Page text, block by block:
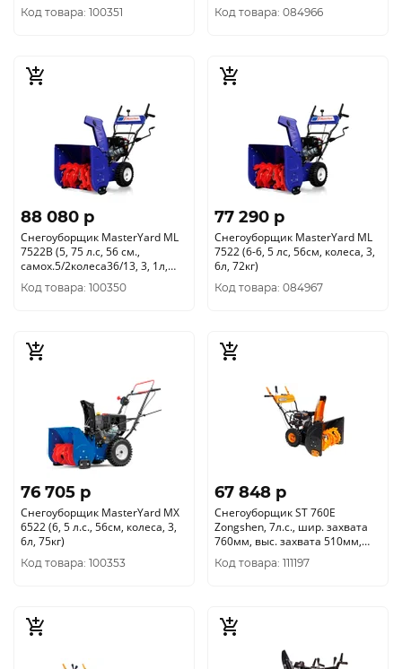
Код товара: 100351 Код товара: 084966
88 080 p
Снегоуборщик MasterYard ML
7522B (5, 75 л.с, 56 см.,
самох.5/2колеса36/13, 3, 1л,
78кг.ф300мм)
Код товара: 100350
77 290 p
Снегоуборщик MasterYard ML
7522 (6-6, 5 лс, 56см, колеса, 3,
6л, 72кг)
Код товара: 084967
76 705 p
Снегоуборщик MasterYard MX
6522 (6, 5 л.с., 56см, колеса, 3,
6л, 75кг)
Код товара: 100353
67 848 p
Снегоуборщик ST 760E
Zongshen, 7л.с., шир. захвата
760мм, выс. захвата 510мм,
стартер руч/эл. зап., передачи
6/2, колеса 14*4.10-6, рeгул.на
Код товара: 111197